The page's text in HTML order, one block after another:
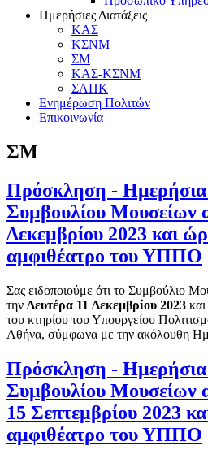
Ημερήσιες Διατάξεις
ΚΑΣ
ΚΣΝΜ
ΣΜ
ΚΑΣ-ΚΣΝΜ
ΣΑΠΚ
Ενημέρωση Πολιτών
Επικοινωνία
ΣΜ
Πρόσκληση - Ημερήσια
Συμβουλίου Μουσείων
Δεκεμβρίου 2023 και
αμφιθέατρο του ΥΠΠΟ
Σας ειδοποιούμε ότι το Συμβούλιο
την Δευτέρα 11 Δεκεμβρίου 2023 και
του κτηρίου του Υπουργείου
Αθήνα, σύμφωνα με την ακόλουθη
Πρόσκληση - Ημερήσια
Συμβουλίου Μουσείων
15 Σεπτεμβρίου 2023
αμφιθέατρο του ΥΠΠΟ